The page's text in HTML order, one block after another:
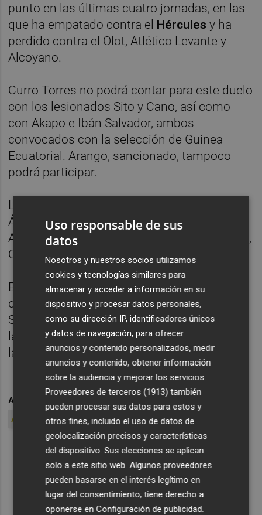
punto en las últimas cuatro jornadas, en las
que ha empatado contra el Hérculesy ha
perdido contra el Olot, Atlético Levante y
Alcoyano.
Curro Torres no podrá contar para este duelo
con los lesionados Sito y Cano, así como
con Akapo e Ibán Salvador, ambos
convocados con la selección de Guinea
Ecuatorial. Arango, sancionado, tampoco
podrá participar.
La probable alineación será la integrada por
Álex Sánchez, Nacho Vidal, Caballo, Diallo,
Ayala, Zahibo, Tropi, Fran Villalba, Víctor Ruiz,
Cedric y Nacho Gil.
El encuentro, correspondiente a la
decimotercera jornada del Grupo III de la
Segunda División B, se disputará mañana en
la ciudad deportiva de Villarreal a partir de
las 18 horas.
ARCHIVADO EN
ACADEMIA VALENCIA CF
Uso responsable de sus
datos
Nosotros y nuestros socios utilizamos
cookies y tecnologías similares para
almacenar y acceder a información en su
dispositivo y procesar datos personales,
como su dirección IP, identificadores únicos
y datos de navegación, para ofrecer
anuncios y contenido personalizados, medir
anuncios y contenido, obtener información
sobre la audiencia y mejorar los servicios.
Proveedores de terceros (1913) también
pueden procesar sus datos para estos y
otros fines, incluido el uso de datos de
geolocalización precisos y características
del dispositivo. Sus elecciones se aplican
solo a este sitio web. Algunos proveedores
pueden basarse en el interés legítimo en
lugar del consentimiento; tiene derecho a
oponerse enConfiguración de publicidad.